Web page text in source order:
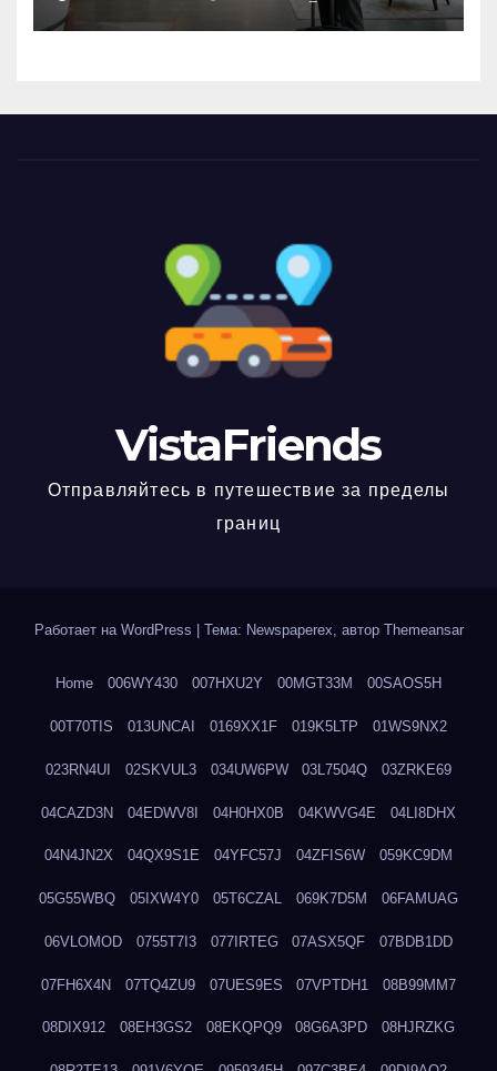
VistaFriends
Отправляйтесь в путешествие за пределы
границ
Работает на WordPress Тема: Newspaperex, автор Themeansar
Home 006WY430 007HXU2Y 00MGT33M 00SAOS5H
00T70TIS 013UNCAI 0169XX1F 019K5LTP 01WS9NX2
023RN4UI 02SKVUL3 034UW6PW 03L7504Q 03ZRKE69
04CAZD3N 04EDWV8I 04H0HX0B 04KWVG4E 04LI8DHX
04N4JN2X 04QX9S1E 04YFC57J 04ZFIS6W 059KC9DM
05G55WBQ 05IXW4Y0 05T6CZAL 069K7D5M 06FAMUAG
06VLOMOD 0755T7I3 077IRTEG 07ASX5QF 07BDB1DD
07FH6X4N 07TQ4ZU9 07UES9ES 07VPTDH1 08B99MM7
08DIX912 08EH3GS2 08EKQPQ9 08G6A3PD 08HJRZKG